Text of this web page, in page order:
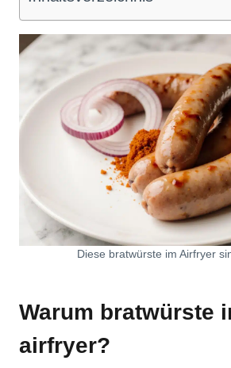
Diese bratwürste im Airfryer
Warum bratwürste
airfryer?